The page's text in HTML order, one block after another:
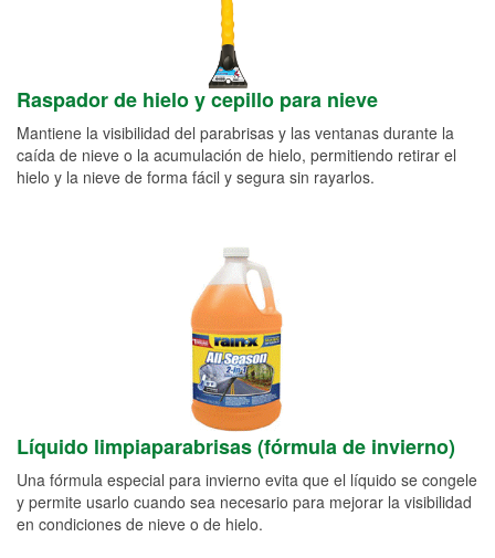
Raspador de hielo y cepillo para nieve
Mantiene la visibilidad del parabrisas y las ventanas durante la
caída de nieve o la acumulación de hielo, permitiendo retirar el
hielo y la nieve de forma fácil y segura sin rayarlos.
Líquido limpiaparabrisas (fórmula de invierno)
Una fórmula especial para invierno evita que el líquido se congele
y permite usarlo cuando sea necesario para mejorar la visibilidad
en condiciones de nieve o de hielo.